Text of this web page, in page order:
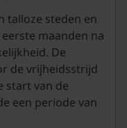
talloze steden en
maanden na
De
de vrijheidsstrijd
start van de
een periode van